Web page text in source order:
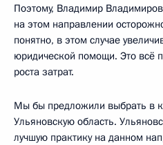
Поэтому, Владимир
на этом направлении
понятно, в этом случае
юридической помощи. Это всё
роста затрат.
Мы бы предложили выбрать в
Ульяновскую область.
лучшую практику на данном